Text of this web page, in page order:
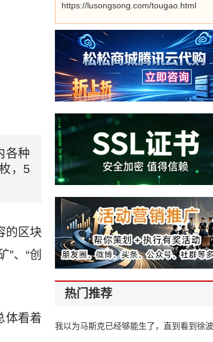
各种
，5
的区块
、“创
体看着
https://lusongsong.com/tougao.html
热门推荐
我以为马斯克已经够能生了，直到看到